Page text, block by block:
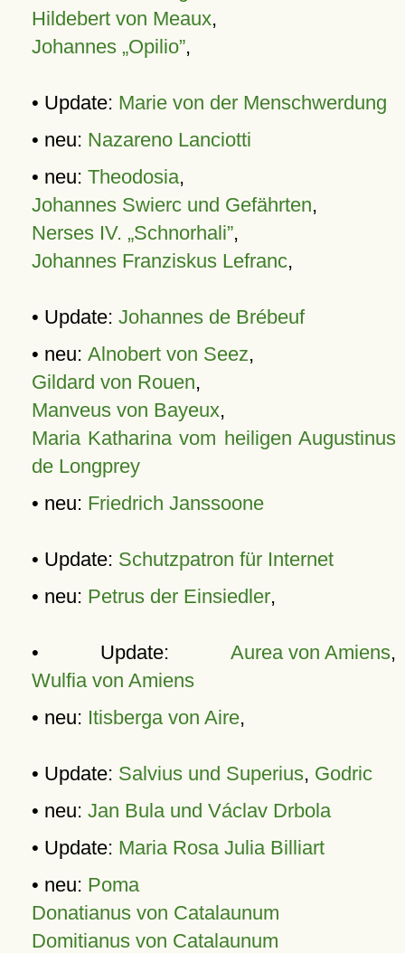
Hildebert von Meaux,
Johannes „Opilio”,
• Update: Marie von der Menschwerdung
• neu: Nazareno Lanciotti
• neu: Theodosia,
Johannes Swierc und Gefährten,
Nerses IV. „Schnorhali”,
Johannes Franziskus Lefranc,
• Update: Johannes de Brébeuf
• neu: Alnobert von Seez,
Gildard von Rouen,
Manveus von Bayeux,
Maria Katharina vom heiligen Augustinus
de Longprey
• neu: Friedrich Janssoone
• Update: Schutzpatron für Internet
• neu: Petrus der Einsiedler,
• Update: Aurea von Amiens,
Wulfia von Amiens
• neu: Itisberga von Aire,
• Update: Salvius und Superius, Godric
• neu: Jan Bula und Václav Drbola
• Update: Maria Rosa Julia Billiart
• neu: Poma
Donatianus von Catalaunum
Domitianus von Catalaunum